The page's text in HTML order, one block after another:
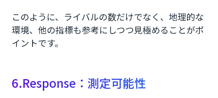
このように、ライバルの数だけでなく、地理的な
環境、他の指標も参考にしつつ見極めることがポ
イントです。
6.Response：測定可能性